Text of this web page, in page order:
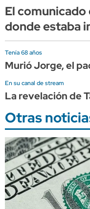
El
donde estaba
Tenía 68 años
Murió Jorge, el
En su canal de stream
La revelación de
Otras